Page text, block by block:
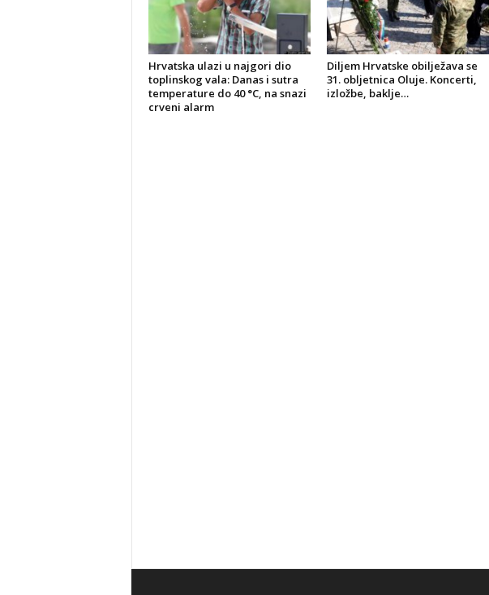
Hrvatska ulazi u najgori dio
toplinskog vala: Danas i sutra
temperature do 40 °C, na snazi
crveni alarm
Diljem Hrvatske obilježava se
31. obljetnica Oluje. Koncerti,
izložbe, baklje…